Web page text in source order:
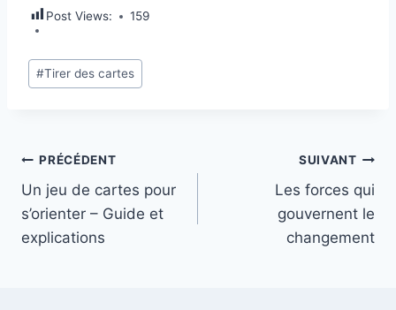
Post Views: 159
#Tirer des cartes
PRÉCÉDENT
Un jeu de cartes pour
s’orienter – Guide et
explications
SUIVANT
Les forces qui
gouvernent le
changement